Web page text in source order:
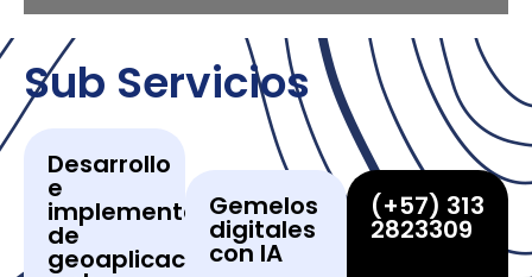
Sub Servicios
Desarrollo
e
implementacion
de
geoaplicaciones
Gemelos
digitales
con IA
(+57) 313
2823309